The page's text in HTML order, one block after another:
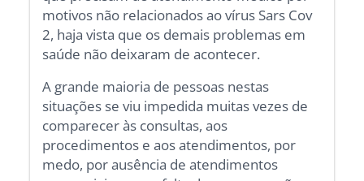
motivos não relacionados ao vírus Sars Cov
2, haja vista que os demais problemas em
saúde não deixaram de acontecer.
A grande maioria de pessoas nestas
situações se viu impedida muitas vezes de
comparecer às consultas, aos
procedimentos e aos atendimentos, por
medo, por ausência de atendimentos